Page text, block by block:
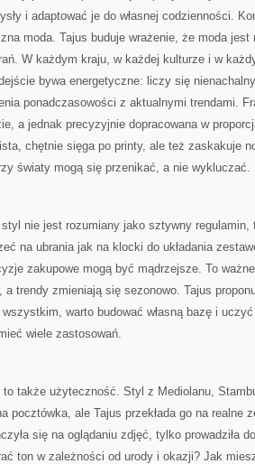
i adaptować je do własnej codzienności.
moda. Tajus buduje wrażenie, że moda jest
W każdym kraju, w każdej kulturze i w
bywa energetyczne: liczy się
ponadczasowości z aktualnymi trendami.
a jednak precyzyjnie dopracowana w
chętnie sięga po printy, ale też zaskakuje
światy mogą się przenikać, a nie wykluczać.
nie jest rozumiany jako sztywny regulamin,
na ubrania jak na klocki do układania
zakupowe mogą być mądrzejsze. To
a trendy zmieniają się sezonowo. Tajus
warto budować własną bazę i
wiele zastosowań.
to także użyteczność. Styl z Mediolanu,
pocztówka, ale Tajus przekłada go na realne
się na oglądaniu zdjęć, tylko prowadziła
ton w zależności od urody i okazji? Jak